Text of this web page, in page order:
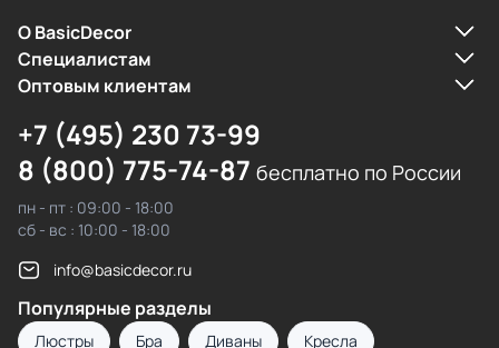
О BasicDecor
Cпециалистам
Оптовым клиентам
+7 (495) 230 73-99
8 (800) 775-74-87 бесплатно по России
пн - пт : 09:00 - 18:00
сб - вс : 10:00 - 18:00
info@basicdecor.ru
Популярные разделы
Люстры Бра Диваны Кресла